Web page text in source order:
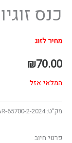
כנס
מחיר לזוג
₪70.00
המלאי אזל
מק"ט:65700-2-2024-MAR
פרטי חיוב‫